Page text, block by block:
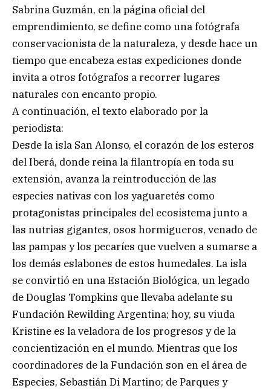
Sabrina Guzmán, en la página oficial del
emprendimiento, se define como una fotógrafa
conservacionista de la naturaleza, y desde hace un
tiempo que encabeza estas expediciones donde
invita a otros fotógrafos a recorrer lugares
naturales con encanto propio.
A continuación, el texto elaborado por la
periodista:
Desde la isla San Alonso, el corazón de los esteros
del Iberá, donde reina la filantropía en toda su
extensión, avanza la reintroducción de las
especies nativas con los yaguaretés como
protagonistas principales del ecosistema junto a
las nutrias gigantes, osos hormigueros, venado de
las pampas y los pecaríes que vuelven a sumarse a
los demás eslabones de estos humedales. La isla
se convirtió en una Estación Biológica, un legado
de Douglas Tompkins que llevaba adelante su
Fundación Rewilding Argentina; hoy, su viuda
Kristine es la veladora de los progresos y de la
concientización en el mundo. Mientras que los
coordinadores de la Fundación son en el área de
Especies, Sebastián Di Martino; de Parques y